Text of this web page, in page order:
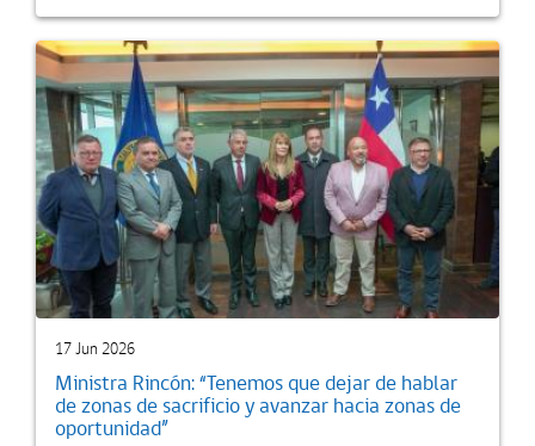
17 Jun 2026
Ministra Rincón: “Tenemos que dejar de hablar
de zonas de sacrificio y avanzar hacia zonas de
oportunidad”